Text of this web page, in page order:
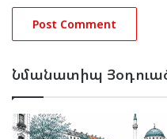
Նմանատիպ